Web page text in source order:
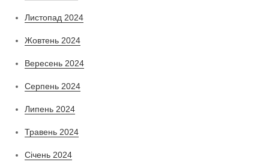
Листопад 2024
Жовтень 2024
Вересень 2024
Серпень 2024
Липень 2024
Травень 2024
Січень 2024